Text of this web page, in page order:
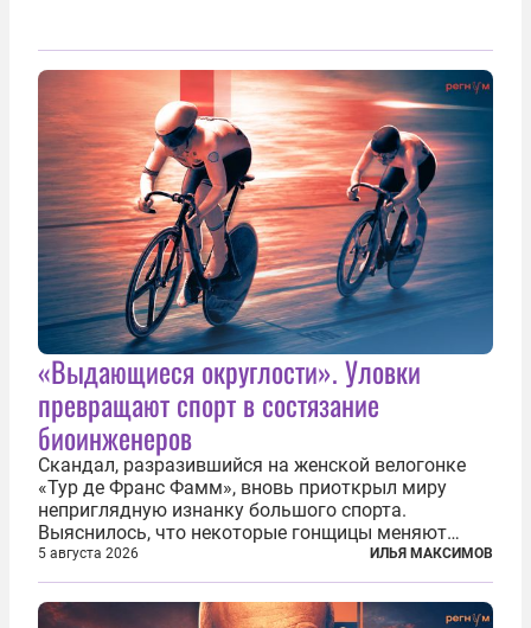
«Выдающиеся округлости». Уловки
превращают спорт в состязание
биоинженеров
Скандал, разразившийся на женской велогонке
«Тур де Франс Фамм», вновь приоткрыл миру
неприглядную изнанку большого спорта.
Выяснилось, что некоторые гонщицы меняют
размер груди ради улучшения аэродинамики. За
фасадом труда, мастерства, упорства и
благородства, которые мы привыкли
ассоциировать с...
5 августа 2026 ИЛЬЯ МАКСИМОВ